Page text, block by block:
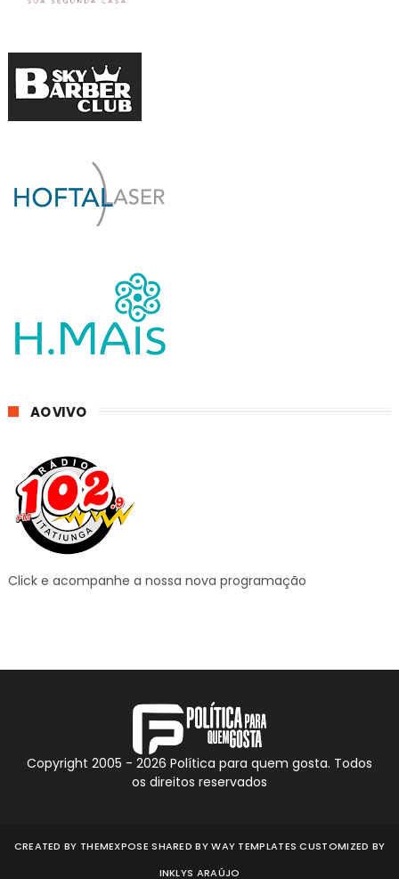
AO VIVO
Click e acompanhe a nossa nova programação
Copyright 2005 - 2026 Política para quem gosta. Todos
os direitos reservados
CREATED BY THEMEXPOSE SHARED BYWAY TEMPLATES CUSTOMIZED BY
INKLYS ARAÚJO